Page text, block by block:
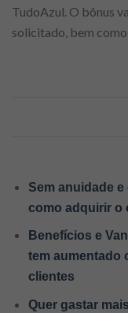
TudoAzul. O bônus
solicitado, bem
Sem anuidade
como adquirir o
Benefícios e
tem aumentado
clientes
Quer gastar